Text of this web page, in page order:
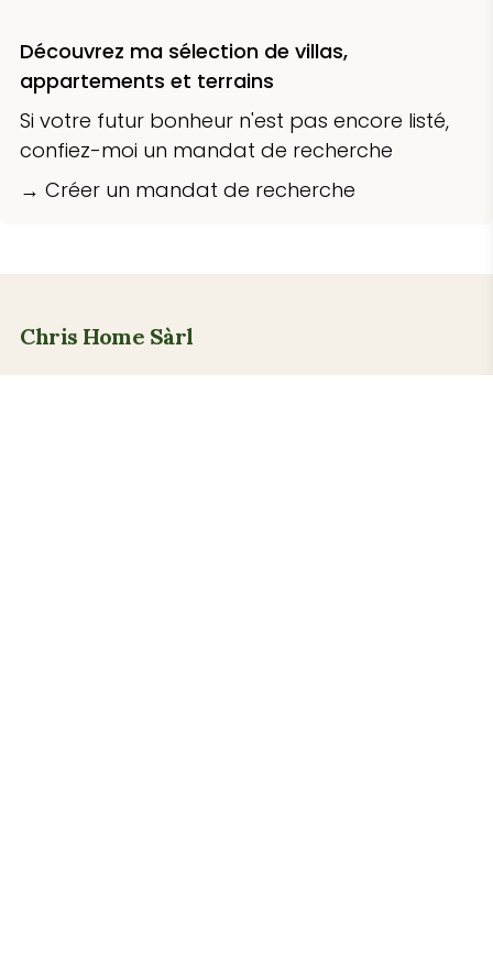
Découvrez ma sélection de villas,
appartements et terrains
Si votre futur bonheur n'est pas encore listé,
confiez-moi un mandat de recherche
→ Créer un mandat de recherche
Chris Home Sàrl